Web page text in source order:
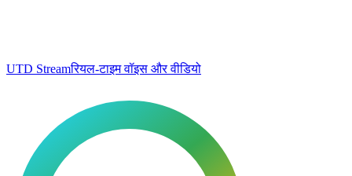
UTD Streamरियल-टाइम वॉइस और वीडियो